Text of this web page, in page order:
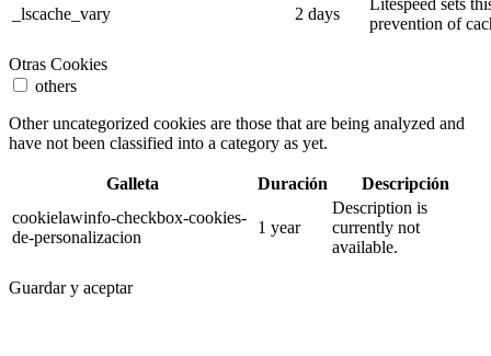
_lscache_vary 2 days
Litespeed sets
prevention of
Otras Cookies
others
Other uncategorized cookies are those that are being analyzed and
have not been classified into a category as yet.
Galleta Duración
Descripción
cookielawinfo-checkbox-cookies-
de-personalizacion
1 year
Description is
currently not
available.
Guardar y aceptar